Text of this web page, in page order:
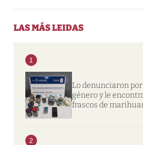
LAS MÁS LEIDAS
1
Lo denunciaron
género y le
frascos de
2